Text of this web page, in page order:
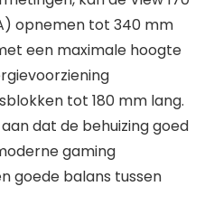
opnemen tot 340 mm
een maximale hoogte
tot 180 mm lang.
dat de behuizing goed
gaming
goede balans tussen